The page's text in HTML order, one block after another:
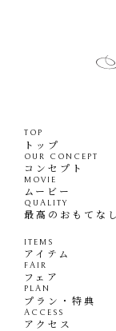
TOP
トップ
OUR CONCEPT
コンセプト
MOVIE
ムービー
QUALITY
最高のおもてなし
ITEMS
アイテム
FAIR
フェア
PLAN
プラン・特典
ACCESS
アクセス